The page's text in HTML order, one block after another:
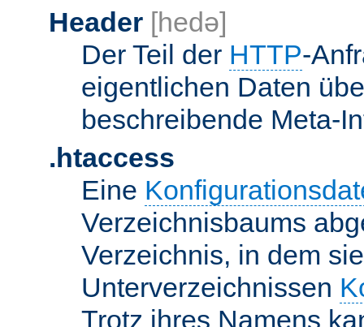
Header [hedə]
Der Teil der HTTP-
eigentlichen Daten
beschreibende Meta-
.htaccess
Eine
Verzeichnisbaums
Verzeichnis, in dem
Unterverzeichnissen
Trotz ihres Namens